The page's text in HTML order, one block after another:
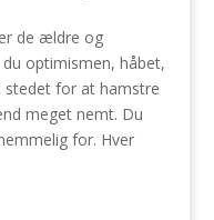
de ældre og
optimismen, håbet,
stedet for at hamstre
meget nemt. Du
for. Hver